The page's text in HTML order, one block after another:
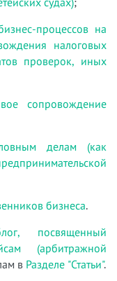
процессов на
налоговых
проверок, иных
сопровождение
делам (как
бизнеса.
посвященный
(арбитражной
в Разделе "Статьи".